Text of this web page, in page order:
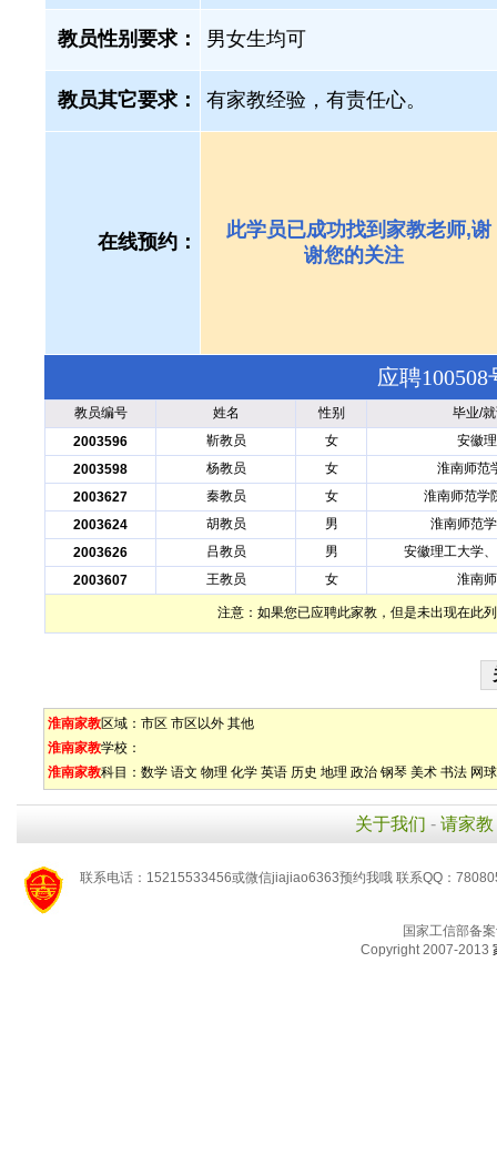
教员性别要求： 男女生均可
教员其它要求： 有家教经验，有责任心。
在线预约：
此学员已成功找到家教老师,谢
谢您的关注
应聘
教员编号 姓名 性别
毕业/
2003596
靳教员 女
安徽
2003598
杨教员 女
淮南师范
2003627
秦教员 女
淮南师范学
2003624
胡教员 男
淮南师范
2003626
吕教员 男
安徽理工大学
2003607
王教员 女 淮南
注意：如果您已应聘此家教，但是未出现在此
淮南家教区域： 市区 市区以外 其他
淮南家教学校：
淮南家教科目： 数学 语文 物理 化学 英语 历史 地理 政治 钢琴 美术 书法 网球
关于我们 - 请家教
联系电话：15215533456或微信jiajiao6363预约我哦 联系QQ：
国家工信部备
Copyright 2007-2013